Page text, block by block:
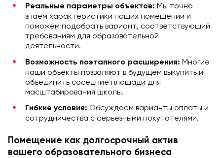
Реальные параметры объектов: Мы точно
знаем характеристики наших помещений и
поможем подобрать вариант, соответствующий
требованиям для образовательной
деятельности.
Возможность поэтапного расширения: Многие
наши объекты позволяют в будущем выкупить и
объединить соседние площади для
масштабирования школы.
Гибкие условия: Обсуждаем варианты оплаты и
сотрудничества с серьезными покупателями.
Помещение как долгосрочный актив
вашего образовательного бизнеса